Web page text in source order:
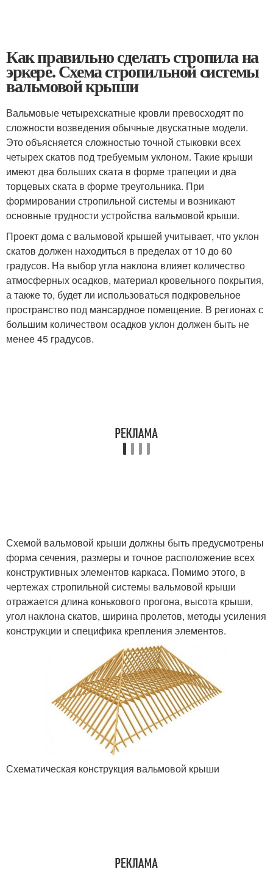
Как правильно сделать стропила на
эркере. Схема стропильной системы
вальмовой крыши
Вальмовые четырехскатные кровли превосходят по
сложности возведения обычные двускатные модели.
Это объясняется сложностью точной стыковки всех
четырех скатов под требуемым уклоном. Такие крыши
имеют два больших ската в форме трапеции и два
торцевых ската в форме треугольника. При
формировании стропильной системы и возникают
основные трудности устройства вальмовой крыши.
Проект дома с вальмовой крышей учитывает, что уклон
скатов должен находиться в пределах от 10 до 60
градусов. На выбор угла наклона влияет количество
атмосферных осадков, материал кровельного покрытия,
а также то, будет ли использоваться подкровельное
пространство под мансардное помещение. В регионах с
большим количеством осадков уклон должен быть не
менее 45 градусов.
Схемой вальмовой крыши должны быть предусмотрены
форма сечения, размеры и точное расположение всех
конструктивных элементов каркаса. Помимо этого, в
чертежах стропильной системы вальмовой крыши
отражается длина конькового прогона, высота крыши,
угол наклона скатов, ширина пролетов, методы усиления
конструкции и специфика крепления элементов.
Схематическая конструкция вальмовой крыши